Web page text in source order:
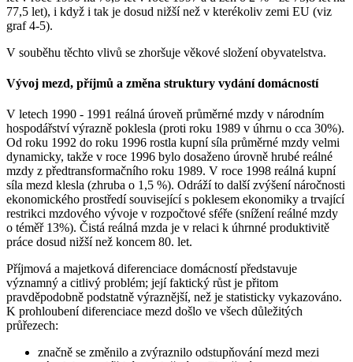
77,5 let), i když i tak je dosud nižší než v kterékoliv zemi EU (viz
graf 4-5).
V souběhu těchto vlivů se zhoršuje věkové složení obyvatelstva.
Vývoj mezd, příjmů a změna struktury vydání domácností
V letech 1990 - 1991 reálná úroveň průměrné mzdy v národním
hospodářství výrazně poklesla (proti roku 1989 v úhrnu o cca 30%).
Od roku 1992 do roku 1996 rostla kupní síla průměrné mzdy velmi
dynamicky, takže v roce 1996 bylo dosaženo úrovně hrubé reálné
mzdy z předtransformačního roku 1989. V roce 1998 reálná kupní
síla mezd klesla (zhruba o 1,5 %). Odráží to další zvýšení náročnosti
ekonomického prostředí související s poklesem ekonomiky a trvající
restrikci mzdového vývoje v rozpočtové sféře (snížení reálné mzdy
o téměř 13%). Čistá reálná mzda je v relaci k úhrnné produktivitě
práce dosud nižší než koncem 80. let.
Příjmová a majetková diferenciace domácností představuje
významný a citlivý problém; její faktický růst je přitom
pravděpodobně podstatně výraznější, než je statisticky vykazováno.
K prohloubení diferenciace mezd došlo ve všech důležitých
průřezech:
značně se změnilo a zvýraznilo odstupňování mezd mezi